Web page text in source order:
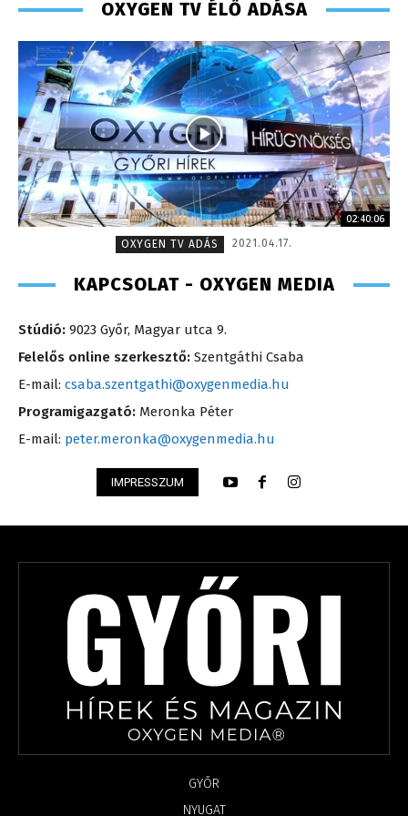
OXYGEN TV ÉLŐ ADÁSA
02:40:06
OXYGEN TV ADÁS
2021.04.17.
KAPCSOLAT - OXYGEN MEDIA
Stúdió: 9023 Győr, Magyar utca 9.
Felelős online szerkesztő: Szentgáthi Csaba
E-mail: csaba.szentgathi@oxygenmedia.hu
Programigazgató: Meronka Péter
E-mail: peter.meronka@oxygenmedia.hu
IMPRESSZUM
GYŐR
NYUGAT